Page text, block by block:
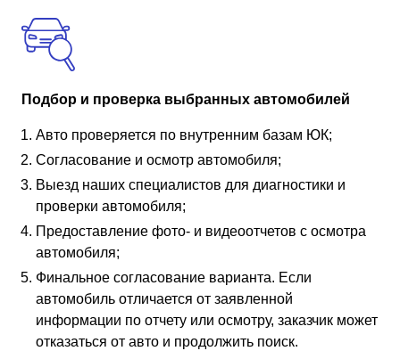
Подбор и проверка выбранных автомобилей
Авто проверяется по внутренним базам ЮК;
Согласование и осмотр автомобиля;
Выезд наших специалистов для диагностики и
проверки автомобиля;
Предоставление фото- и видеоотчетов с осмотра
автомобиля;
Финальное согласование варианта. Если
автомобиль отличается от заявленной
информации по отчету или осмотру, заказчик может
отказаться от авто и продолжить поиск.